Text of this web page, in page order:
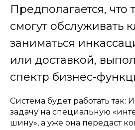
Предполагается, что
смогут обслуживать
заниматься
или доставкой,
спектр бизнес-
Система будет работать так:
задачу на специальную
шину», а уже она передаст